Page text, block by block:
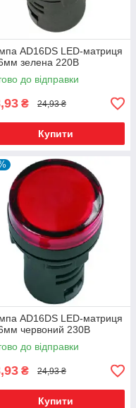
AD16DS LED-матриця
зелена 220В
до відправки
₴ 24,93 ₴
Купити
AD16DS LED-матриця
червоний 230В
до відправки
₴ 24,93 ₴
Купити